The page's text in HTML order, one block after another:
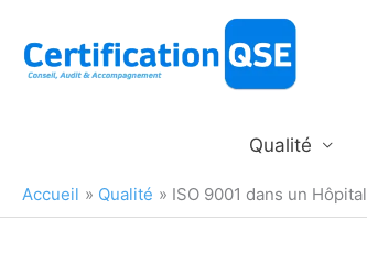
contenu
Qualité
Accueil Qualité ISO 9001 dans un Hôpital